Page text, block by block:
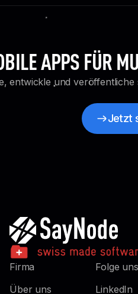
APPS FÜR
entwickle und
Jetzt
Jetzt
Firma
Über uns
Folge uns
LinkedIn